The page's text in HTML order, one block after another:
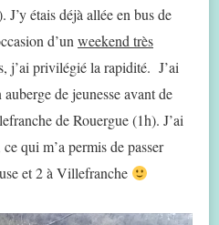
étais déjà allée en bus de
d’unweekend très
j’ai privilégié la rapidité. J’ai
de jeunesse avant de
de Rouergue (1h). J’ai
qui m’a permis de passer
et 2 à Villefranche